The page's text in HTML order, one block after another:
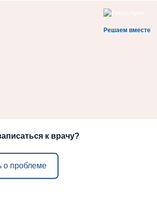
Решаем вместе
к врачу?
о проблеме